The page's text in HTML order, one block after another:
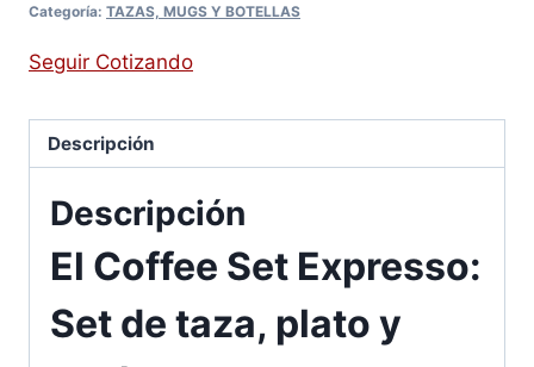
Categoría: TAZAS, MUGS Y BOTELLAS
Seguir Cotizando
Descripción
Descripción
El Coffee Set Expresso:
Set de taza, plato y